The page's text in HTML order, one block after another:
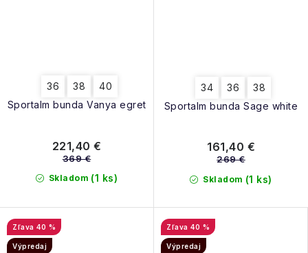
Sportalm bunda Vanya egret
36 38 40
Skladom (1 ks)
221,40 €
369 €
Sportalm bunda Sage white
34 36 38
Skladom (1 ks)
161,40 €
269 €
40 %
Výpredaj
40 %
Výpredaj